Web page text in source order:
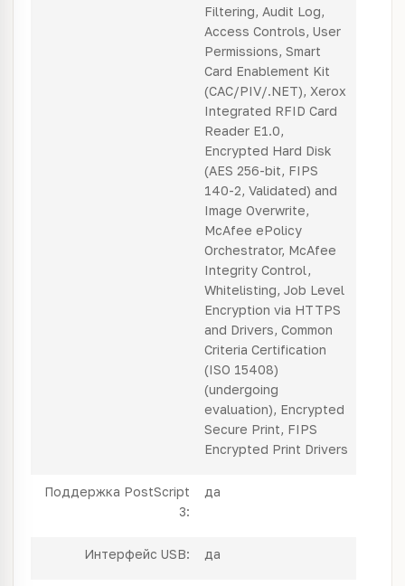
Filtering, Audit Log,
Access Controls, User
Permissions, Smart
Card Enablement Kit
(CAC/PIV/.NET), Xerox
Integrated RFID Card
Reader E1.0,
Encrypted Hard Disk
(AES 256-bit, FIPS
140-2, Validated) and
Image Overwrite,
McAfee ePolicy
Orchestrator, McAfee
Integrity Control,
Whitelisting, Job Level
Encryption via HTTPS
and Drivers, Common
Criteria Certification
(ISO 15408)
(undergoing
evaluation), Encrypted
Secure Print, FIPS
Encrypted Print Drivers
Поддержка PostScript
3:
да
Интерфейс USB: да